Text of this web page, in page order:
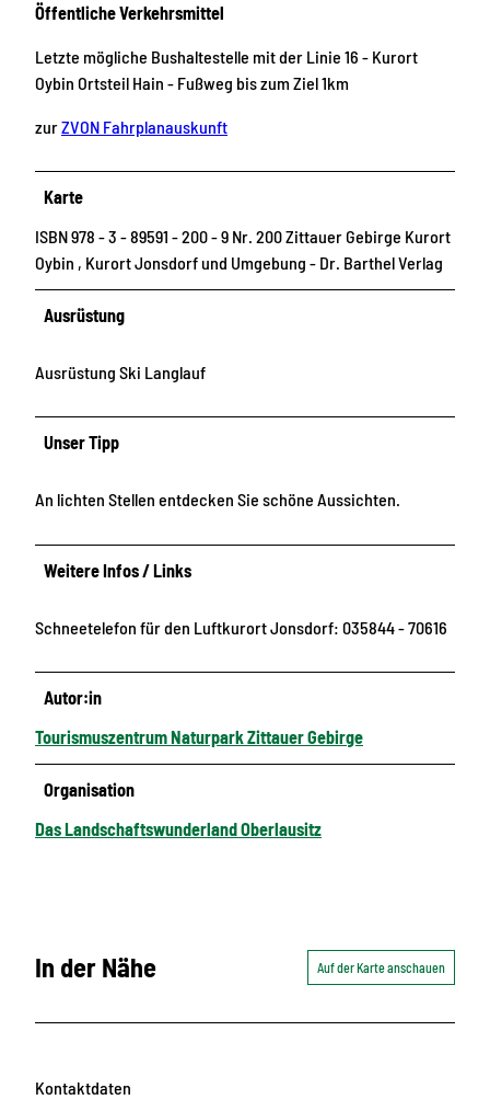
Öffentliche Verkehrsmittel
Letzte mögliche Bushaltestelle mit der Linie 16 - Kurort
Oybin Ortsteil Hain - Fußweg bis zum Ziel 1km
zurZVON Fahrplanauskunft
Karte
ISBN 978 - 3 - 89591 - 200 - 9 Nr. 200 Zittauer Gebirge Kurort
Oybin , Kurort Jonsdorf und Umgebung - Dr. Barthel Verlag
Ausrüstung
Ausrüstung Ski Langlauf
Unser Tipp
An lichten Stellen entdecken Sie schöne Aussichten.
Weitere Infos / Links
Schneetelefon für den Luftkurort Jonsdorf: 035844 - 70616
Autor:in
Tourismuszentrum Naturpark Zittauer Gebirge
Organisation
Das Landschaftswunderland Oberlausitz
In der Nähe Auf der Karte anschauen
Kontaktdaten